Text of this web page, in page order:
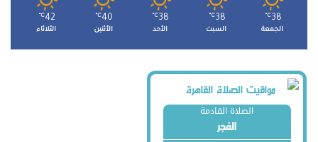
38
℃
الجمعة
38
℃
السبت
38
℃
الأحد
40
℃
الأثنين
42
℃
الثلاثاء